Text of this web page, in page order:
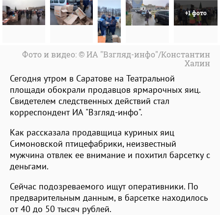
+1 фото
Фото и видео: © ИА "Взгляд-инфо"/Константин
Халин
Сегодня утром в Саратове на Театральной
площади обокрали продавцов ярмарочных яиц.
Свидетелем следственных действий стал
корреспондент ИА "Взгляд-инфо".
Как рассказала продавщица куриных яиц
Симоновской птицефабрики, неизвестный
мужчина отвлек ее внимание и похитил барсетку с
деньгами.
Сейчас подозреваемого ищут оперативники. По
предварительным данным, в барсетке находилось
от 40 до 50 тысяч рублей.